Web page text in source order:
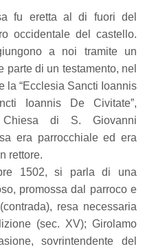
fu eretta al di fuori del
occidentale del castello.
a noi tramite un
parte di un testamento, nel
la “Ecclesia Sancti Ioannis
Ioannis De Civitate”,
Chiesa di S. Giovanni
era parrocchiale ed era
rettore.
1502, si parla di una
promossa dal parroco e
(contrada), resa necessaria
(sec. XV); Girolamo
sovrintendente del